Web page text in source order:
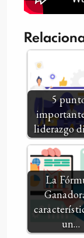
5
liderazgo
La
un…